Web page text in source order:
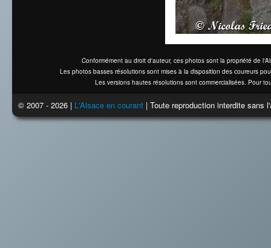
Conformément au droit d'auteur, ces photos sont la propriété de
Les photos basses résolutions sont mises à la disposition des coureurs
Les versions hautes résolutions sont commercialisées. Pour
© 2007 - 2026 | L'Alsace en courant | Toute reproduction interdite sans